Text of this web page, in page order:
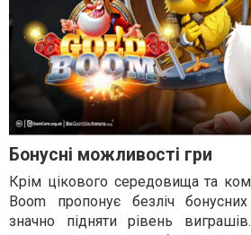
Бонусні можливості гри
Крім цікового середовища та
Boom пропонує безліч
значно підняти рівень